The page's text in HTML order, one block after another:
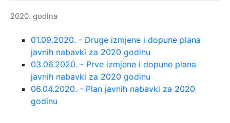
2020. godina
01.09.2020. - Druge izmjene i dopune plana
javnih nabavki za 2020 godinu
03.06.2020. - Prve izmjene i dopune plana
javnih nabavki za 2020 godinu
06.04.2020. - Plan javnih nabavki za 2020
godinu